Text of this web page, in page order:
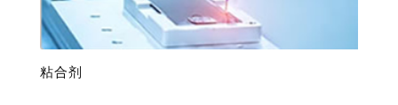
粘合剂